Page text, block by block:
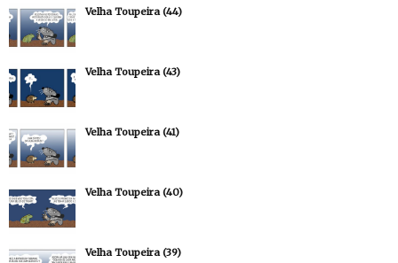
Velha Toupeira (44)
Velha Toupeira (43)
Velha Toupeira (41)
Velha Toupeira (40)
Velha Toupeira (39)